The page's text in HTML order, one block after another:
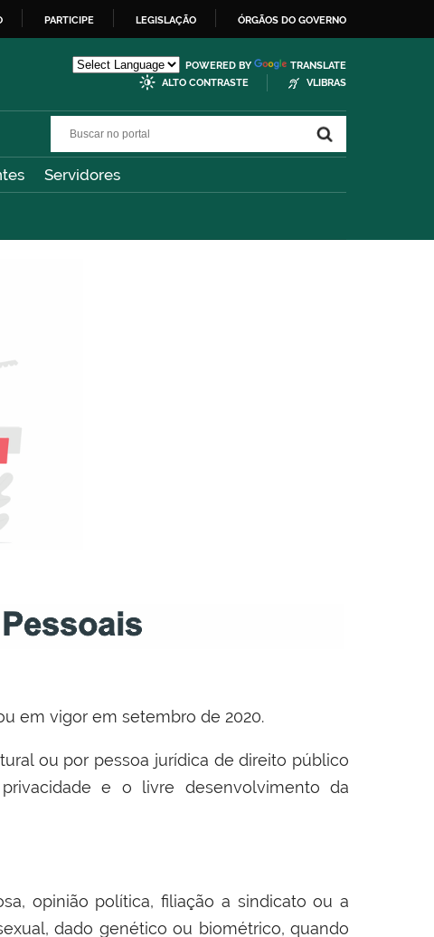
PARTICIPE LEGISLAÇÃO ÓRGÃOS DO GOVERNO
POWERED BY
TRANSLATE
ALTO CONTRASTE
VLIBRAS
Servidores
em vigor em setembro de 2020.
ou por pessoa jurídica de direito público
e o livre desenvolvimento da
opinião política, filiação a sindicato ou a
dado genético ou biométrico, quando